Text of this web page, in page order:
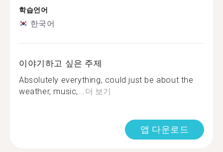
학습언어
한국어
이야기하고 싶은 주제
Absolutely everything, could just be about the
weather, music,... 더 보기
앱 다운로드